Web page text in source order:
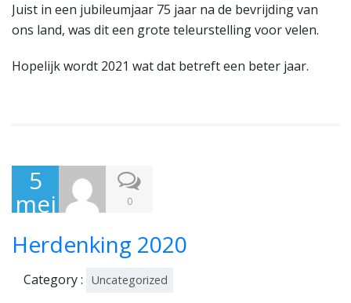
Juist in een jubileumjaar 75 jaar na de bevrijding van
ons land, was dit een grote teleurstelling voor velen.
Hopelijk wordt 2021 wat dat betreft een beter jaar.
5
mei
0
0
Herdenking 2020
Category : Uncategorized